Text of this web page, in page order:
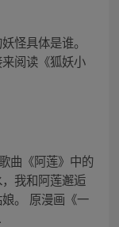
怪具体是谁。
阅读《狐妖小
曲《阿莲》中的
我和阿莲邂逅
。 原漫画《一